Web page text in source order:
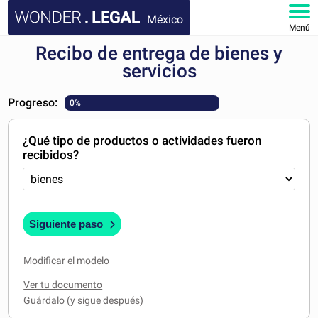
México
Menú
INICIO
MI CUENTA
Recibo de entrega de bienes y
servicios
Progreso: 0%
¿Qué tipo de productos o actividades fueron
recibidos?
Siguiente paso
Modificar el modelo
Ver tu documento